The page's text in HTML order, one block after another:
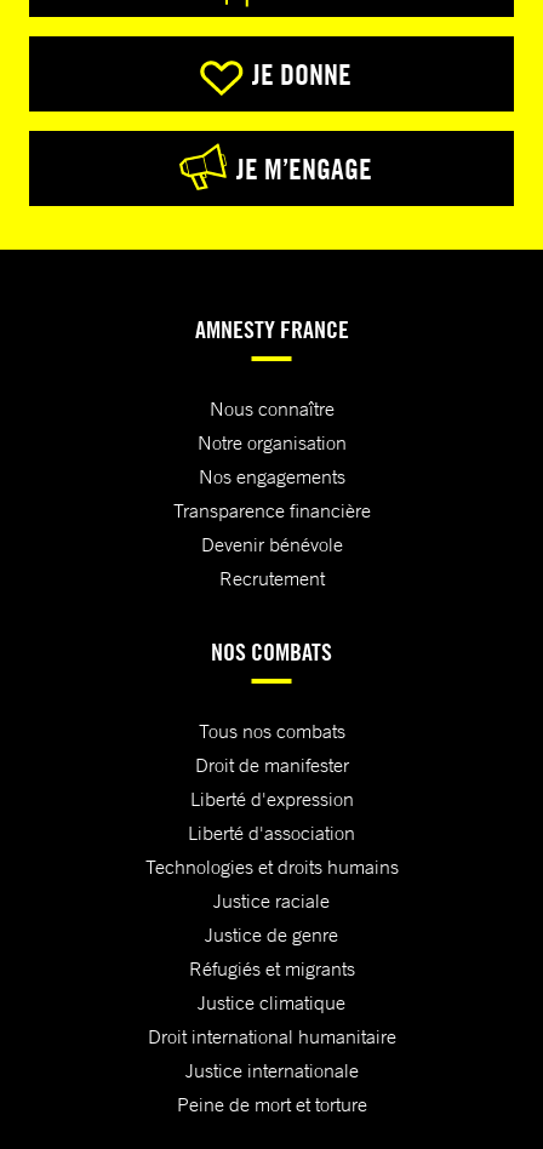
JE DONNE
JE M’ENGAGE
AMNESTY FRANCE
Nous connaître
Notre organisation
Nos engagements
Transparence financière
Devenir bénévole
Recrutement
NOS COMBATS
Tous nos combats
Droit de manifester
Liberté d'expression
Liberté d'association
Technologies et droits humains
Justice raciale
Justice de genre
Réfugiés et migrants
Justice climatique
Droit international humanitaire
Justice internationale
Peine de mort et torture